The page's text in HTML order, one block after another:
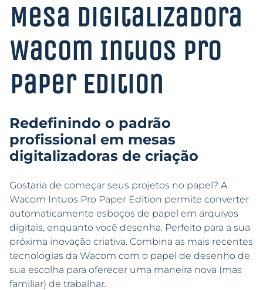
Mesa Digitalizadora
Wacom Intuos Pro
Paper Edition
Redefinindo o padrão
profissional em mesas
digitalizadoras de criação
Gostaria de começar seus projetos no papel? A
Wacom Intuos Pro Paper Edition permite converter
automaticamente esboços de papel em arquivos
digitais, enquanto você desenha. Perfeito para a sua
próxima inovação criativa. Combina as mais recentes
tecnologias da Wacom com o papel de desenho de
sua escolha para oferecer uma maneira nova (mas
familiar) de trabalhar.